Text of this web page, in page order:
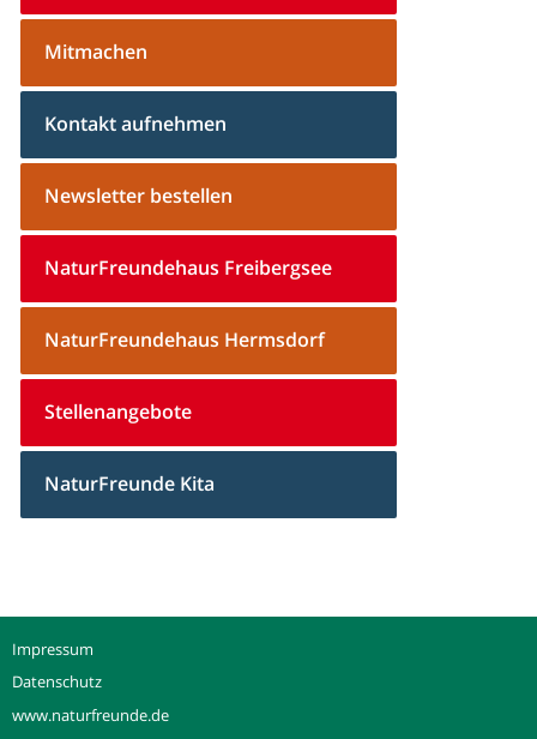
Mitmachen
Kontakt aufnehmen
Newsletter bestellen
NaturFreundehaus Freibergsee
NaturFreundehaus Hermsdorf
Stellenangebote
NaturFreunde Kita
Impressum
Datenschutz
www.naturfreunde.de